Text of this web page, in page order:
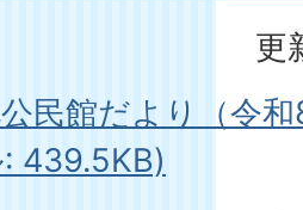
更
民館だより（令
439.5KB)